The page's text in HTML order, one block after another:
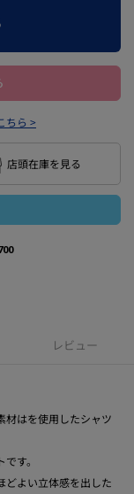
ちら >
店頭在庫を見る
レビュー
材はを使用したシャツ
す。
どよい立体感を出した